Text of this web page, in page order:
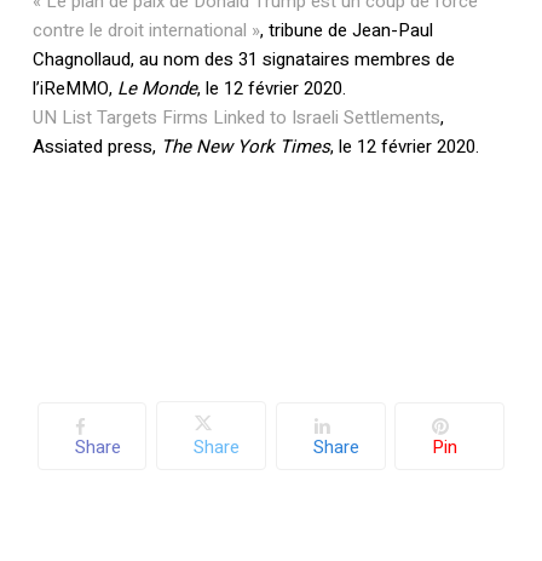
contre le droit international », tribune de Jean-Paul
Chagnollaud, au nom des 31 signataires membres de
l’iReMMO, Le Monde, le 12 février 2020.
UN List Targets Firms Linked to Israeli Settlements,
Assiated press, The New York Times, le 12 février 2020.
Share Share Share Pin